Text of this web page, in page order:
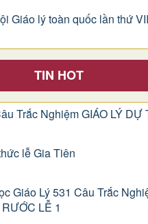
Giáo lý toàn quốc lần thứ
TIN HOT
Trắc Nghiệm GIÁO LÝ DỰ
lễ Gia Tiên
Giáo Lý 531 Câu Trắc
LỄ 1